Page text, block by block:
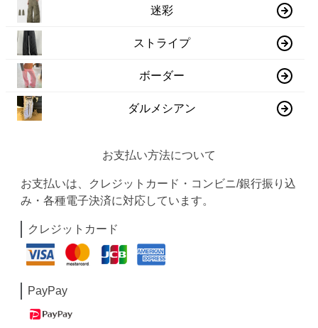
迷彩
ストライプ
ボーダー
ダルメシアン
お支払い方法について
お支払いは、クレジットカード・コンビニ/銀行振り込
み・各種電子決済に対応しています。
クレジットカード
PayPay